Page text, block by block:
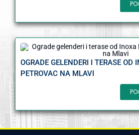
OGRADE GELENDERI I TERASE OD
PETROVAC NA MLAVI